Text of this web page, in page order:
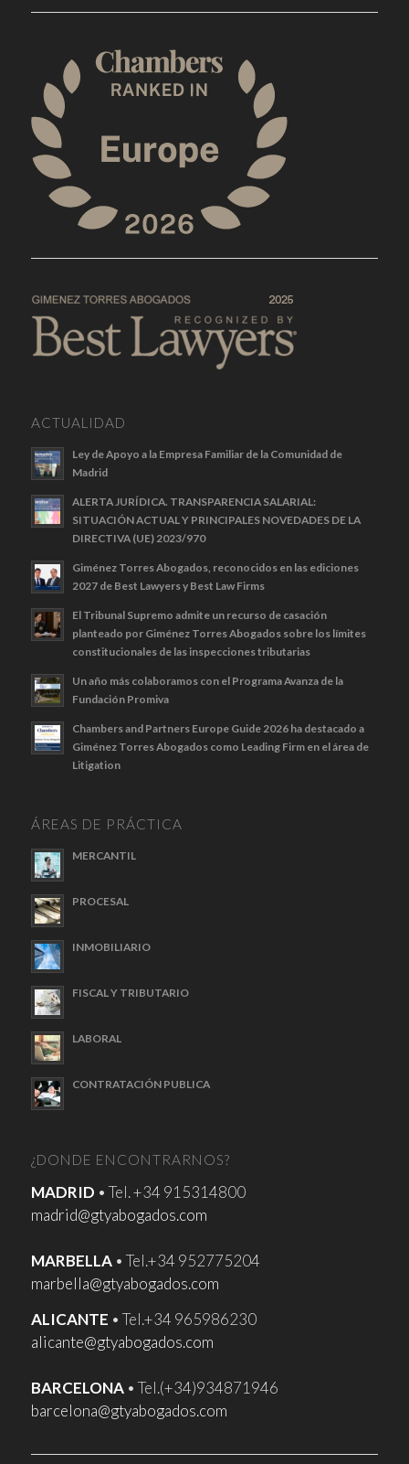
ACTUALIDAD
Ley de Apoyo a la Empresa Familiar de la Comunidad de
Madrid
ALERTA JURÍDICA. TRANSPARENCIA SALARIAL:
SITUACIÓN ACTUAL Y PRINCIPALES NOVEDADES DE LA
DIRECTIVA (UE) 2023/970
Giménez Torres Abogados, reconocidos en las ediciones
2027 de Best Lawyers y Best Law Firms
El Tribunal Supremo admite un recurso de casación
planteado por Giménez Torres Abogados sobre los límites
constitucionales de las inspecciones tributarias
Un año más colaboramos con el Programa Avanza de la
Fundación Promiva
Chambers and Partners Europe Guide 2026 ha destacado a
Giménez Torres Abogados como Leading Firm en el área de
Litigation
ÁREAS DE PRÁCTICA
MERCANTIL
PROCESAL
INMOBILIARIO
FISCAL Y TRIBUTARIO
LABORAL
CONTRATACIÓN PUBLICA
¿DONDE ENCONTRARNOS?
MADRID • Tel. +34 915314800
madrid@gtyabogados.com
MARBELLA• Tel.+34 952775204
marbella@gtyabogados.com
ALICANTE • Tel.+34 965986230
alicante@gtyabogados.com
BARCELONA• Tel.(+34)934871946
barcelona@gtyabogados.com